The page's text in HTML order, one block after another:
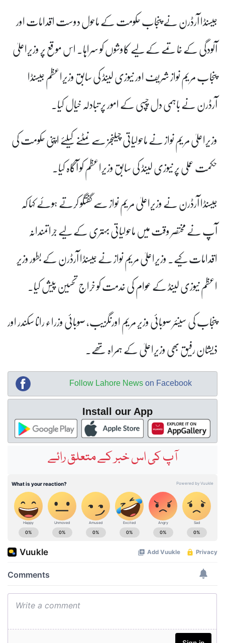
جیسنڈا آرڈرن نے پنجاب حکومت کے ماحول دوست اقدامات اور
آلودگی کے خاتمے کے لیے کاوشوں کو سراہا۔ اس موقع پر وزیراعلیٰ
پنجاب مریم نواز شریف اور نیوزی لینڈ کی سابق وزیراعظم جیسنڈا
آرڈرن نے باہمی دل چسپی کے امور پر تبادلہ خیال کیا۔
وزیراعلیٰ مریم نواز نے ماحولیاتی چیلنجز سے نمٹنے کیلئے اپنی حکومت کی
حکمت عملی پر نیوزی لینڈ کی سابق وزیراعظم کو آگاہ کیا۔
جیسنڈا آرڈرن نے وزیراعلیٰ مریم نواز سے گفتگو کرتے ہوئے کہا کہ
آپ نے مختصر وقت میں ماحولیاتی بہتری کے لیے جراتمندانہ
اقدامات کیے۔ وزیراعلیٰ مریم نواز نے جیسنڈا آرڈرن کے بطور وزیر
اعظم نیوزی لینڈ کے عوام کی خدمت کو خراج تحسین پیش کیا۔
پنجاب کی سینئر صوبائی وزیر مریم اورنگزیب، صوبائی وزراء رانا سکندر اور
ذیشان رفیق بھی وزیراعلیٰ کے ہمراہ تھے۔
Follow Lahore News on Facebook
Install our App
آپ کی اس خبر کے متعلق رائے